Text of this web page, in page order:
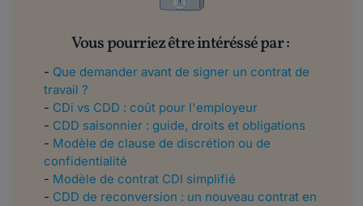
Vous pourriez être intéréssé par :
- Que demander avant de signer un contrat de
travail ?
- CDi vs CDD : coût pour l'employeur
- CDD saisonnier : guide, droits et obligations
​​​​- Modèle de clause de discrétion ou de
confidentialité
- Modèle de contrat CDI simplifié
- CDD de reconversion : un nouveau contrat en